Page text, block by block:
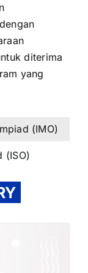
diterima
yang
(IMO)
(ISO)